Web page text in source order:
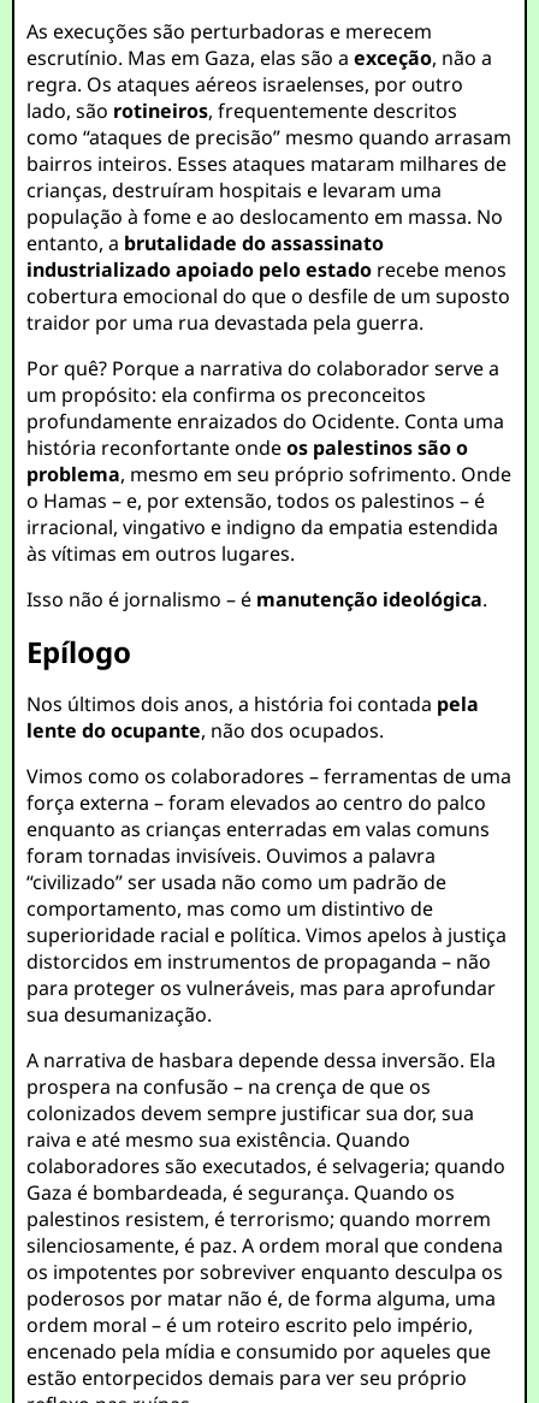
As execuções são perturbadoras e merecem
escrutínio. Mas em Gaza, elas são aexceção, não a
regra. Os ataques aéreos israelenses, por outro
lado, são rotineiros, frequentemente descritos
como “ataques de precisão” mesmo quando arrasam
bairros inteiros. Esses ataques mataram milhares de
crianças, destruíram hospitais e levaram uma
população à fome e ao deslocamento em massa. No
entanto, a brutalidade do assassinato
industrializado apoiado pelo estado recebe menos
cobertura emocional do que o desfile de um suposto
traidor por uma rua devastada pela guerra.
Por quê? Porque a narrativa do colaborador serve a
um propósito: ela confirma os preconceitos
profundamente enraizados do Ocidente. Conta uma
história reconfortante ondeos palestinos são o
problema, mesmo em seu próprio sofrimento. Onde
o Hamas – e, por extensão, todos os palestinos – é
irracional, vingativo e indigno da empatia estendida
às vítimas em outros lugares.
Isso não é jornalismo – é manutenção ideológica.
Epílogo
Nos últimos dois anos, a história foi contada pela
lente do ocupante, não dos ocupados.
Vimos como os colaboradores – ferramentas de uma
força externa – foram elevados ao centro do palco
enquanto as crianças enterradas em valas comuns
foram tornadas invisíveis. Ouvimos a palavra
“civilizado” ser usada não como um padrão de
comportamento, mas como um distintivo de
superioridade racial e política. Vimos apelos à justiça
distorcidos em instrumentos de propaganda – não
para proteger os vulneráveis, mas para aprofundar
sua desumanização.
A narrativa de hasbara depende dessa inversão. Ela
prospera na confusão – na crença de que os
colonizados devem sempre justificar sua dor, sua
raiva e até mesmo sua existência. Quando
colaboradores são executados, é selvageria; quando
Gaza é bombardeada, é segurança. Quando os
palestinos resistem, é terrorismo; quando morrem
silenciosamente, é paz. A ordem moral que condena
os impotentes por sobreviver enquanto desculpa os
poderosos por matar não é, de forma alguma, uma
ordem moral – é um roteiro escrito pelo império,
encenado pela mídia e consumido por aqueles que
estão entorpecidos demais para ver seu próprio